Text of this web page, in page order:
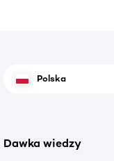
Polska
Dawka wiedzy